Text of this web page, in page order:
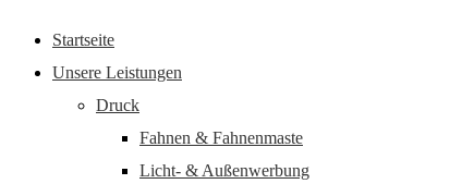
Startseite
Unsere Leistungen
Druck
Fahnen & Fahnenmaste
Licht- & Außenwerbung